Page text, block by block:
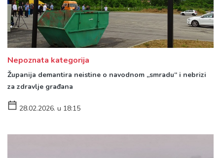
Nepoznata kategorija
Županija demantira neistine o navodnom „smradu“ i nebrizi
za zdravlje građana
28.02.2026. u 18:15